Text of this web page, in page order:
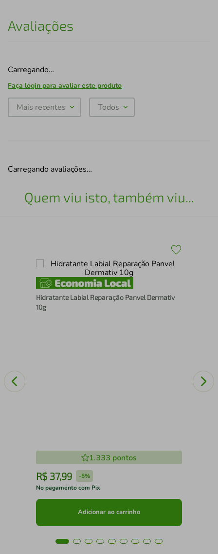
Avaliações
Carregando…
Faça login para avaliar este produto
Mais recentes Todos
Carregando avaliações…
Quem viu isto, também viu...
Hidratante Labial Reparação Panvel Dermativ
10g
1.333 pontos
R$ 37,99 -5%
No pagamento com Pix
Adicionar ao carrinho